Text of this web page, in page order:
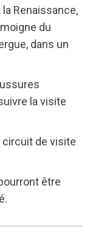
Renaissance,
du
dans un
la visite
circuit de visite
être